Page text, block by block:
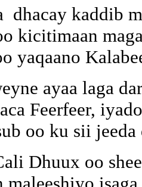
dhacay kaddib
kicitimaan
yaqaano
ayaa laga
Feerfeer,
oo ku sii jeeda
Dhuux oo